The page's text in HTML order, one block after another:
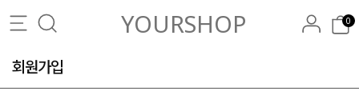
YOURSHOP 0
회원가입